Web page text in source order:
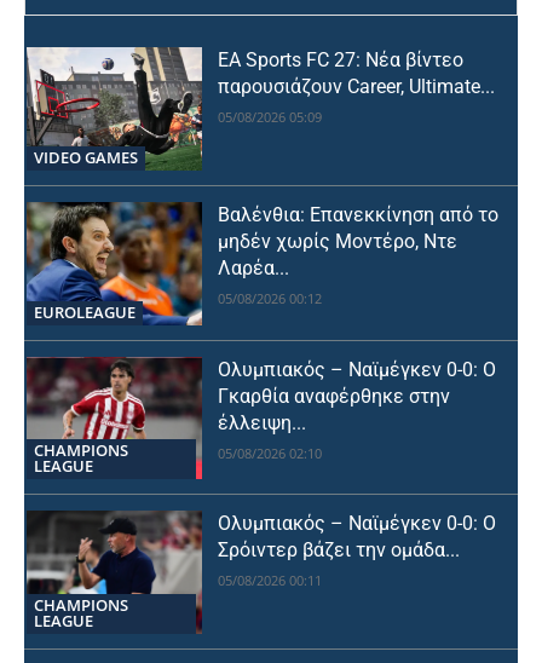
VIDEO GAMES
EA Sports FC 27: Νέα βίντεο
παρουσιάζουν Career, Ultimate...
05/08/2026 05:09
EUROLEAGUE
Βαλένθια: Επανεκκίνηση από το
μηδέν χωρίς Μοντέρο, Ντε
Λαρέα...
05/08/2026 00:12
CHAMPIONS
LEAGUE
Ολυμπιακός – Ναϊμέγκεν 0-0: Ο
Γκαρθία αναφέρθηκε στην
έλλειψη...
05/08/2026 02:10
CHAMPIONS
LEAGUE
Ολυμπιακός – Ναϊμέγκεν 0-0: Ο
Σρόιντερ βάζει την ομάδα...
05/08/2026 00:11